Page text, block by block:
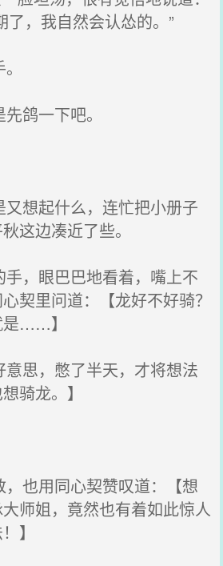
了，我自然会认怂的。”
鸽一下吧。
想起什么，连忙把小册子
这边凑近了些。
，眼巴巴地看着，嘴上不
契里问道：【龙好不好骑？
……】
思，憋了半天，才将想法
骑龙。】
也用同心契赞叹道：【想
师姐，竟然也有着如此惊人
】